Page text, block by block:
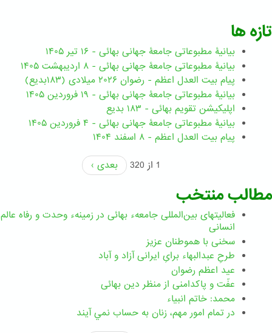
تازه ها
بیانیۀ مطبوعاتی جامعۀ جهانی بهائی - ۱۶ تیر ۱۴۰۵
بیانیۀ مطبوعاتی جامعۀ جهانی بهائی - ۸ اردیبهشت ۱۴۰۵
پیام بیت العدل اعظم - رضوان ۲۰۲۶ میلادی (۱۸۳بدیع)
بیانیۀ مطبوعاتی جامعۀ جهانی بهائی - ۱۹ فروردین ۱۴۰۵
اپلیکیشن تقویم بهائی - ۱۸۳ بدیع
بیانیۀ مطبوعاتی جامعۀ جهانی بهائی - ۴ فروردین ۱۴۰۵
پیام بیت العدل اعظم - ۸ اسفند ۱۴۰۴
1 از 320
بعدی ›
مطالب منتخب
فعالیتهای بین‌المللی جامعهء بهائی در زمینهء وحدت و رفاه عالم
انسانی
سخنی با هموطنان عزیز
طرحِ عبدالبهاء برایِ ایرانی آزاد و آباد
عید اعظم رضوان
عفّت و پاکدامنی از منظر دین بهائی
محمد: خاتم انبیاء
در تمام امور مهم،‌ زنان به حساب نمي آيند